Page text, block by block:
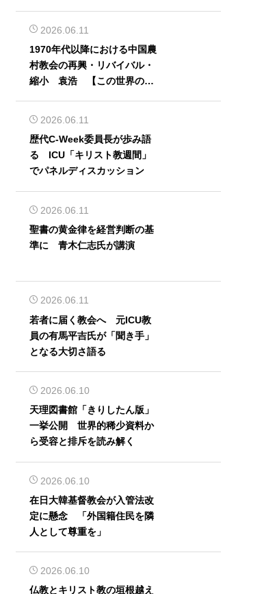
2026.06.11
1970年代以降における中国農
村教会の再興・リバイバル・
縮小 袁浩 【この世界の片
2026.06.11
歴代C-Week委員長が歩み語
る ICU「キリスト教週間」
でパネルディスカッション
2026.06.11
聖書の黄金律を経営判断の基
準に 青木仁志氏が講演
2026.06.11
若者に届く教会へ 元ICU教
員の有馬平吉氏が「聞き手」
となる大切さ語る
2026.06.10
天理図書館「きりしたん版」
一挙公開 世界的稀少資料か
ら受容と排斥を読み解く
2026.06.10
在日大韓基督教会が入管法改
定に懸念 「外国籍住民を隣
人として尊重を」
2026.06.10
仏教とキリスト教の垣根越え